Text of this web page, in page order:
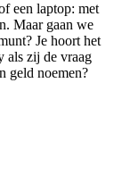
een laptop: met
Maar gaan we
Je hoort het
als zij de vraag
geld noemen?